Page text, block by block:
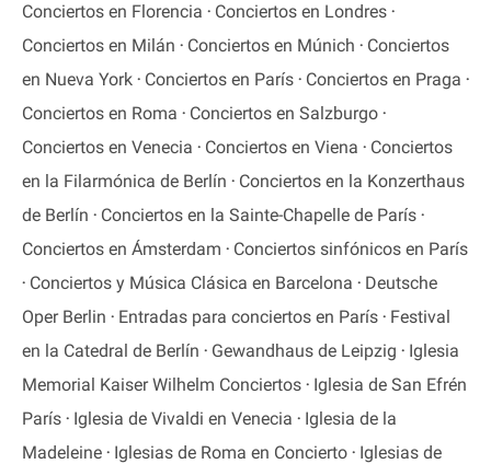
Conciertos en Florencia
Conciertos en Londres
Conciertos en Milán
Conciertos en Múnich
Conciertos
en Nueva York
Conciertos en París
Conciertos en Praga
Conciertos en Roma
Conciertos en Salzburgo
Conciertos en Venecia
Conciertos en Viena
Conciertos
en la Filarmónica de Berlín
Conciertos en la Konzerthaus
de Berlín
Conciertos en la Sainte-Chapelle de París
Conciertos en Ámsterdam
Conciertos sinfónicos en París
Conciertos y Música Clásica en Barcelona
Deutsche
Oper Berlin
Entradas para conciertos en París
Festival
en la Catedral de Berlín
Gewandhaus de Leipzig
Iglesia
Memorial Kaiser Wilhelm Conciertos
Iglesia de San Efrén
París
Iglesia de Vivaldi en Venecia
Iglesia de la
Madeleine
Iglesias de Roma en Concierto
Iglesias de